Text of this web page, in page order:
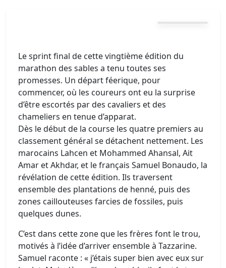
Le sprint final de cette vingtième édition du
marathon des sables a tenu toutes ses
promesses. Un départ féerique, pour
commencer, où les coureurs ont eu la surprise
d’être escortés par des cavaliers et des
chameliers en tenue d’apparat.
Dès le début de la course les quatre premiers au
classement général se détachent nettement. Les
marocains Lahcen et Mohammed Ahansal, Ait
Amar et Akhdar, et le français Samuel Bonaudo, la
révélation de cette édition. Ils traversent
ensemble des plantations de henné, puis des
zones caillouteuses farcies de fossiles, puis
quelques dunes.
C’est dans cette zone que les frères font le trou,
motivés à l’idée d’arriver ensemble à Tazzarine.
Samuel raconte : « j’étais super bien avec eux sur